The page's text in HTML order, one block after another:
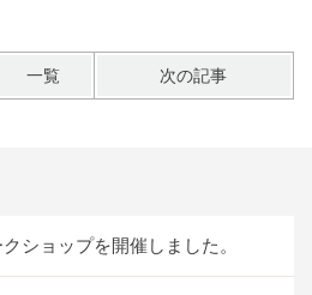
一覧 次の記事
ショップを開催しました。